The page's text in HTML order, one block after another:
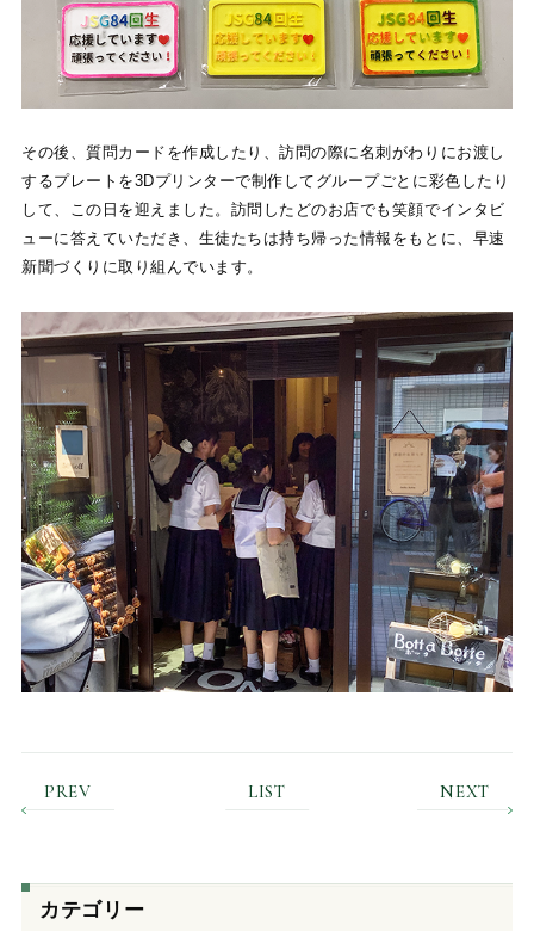
その後、質問カードを作成したり、訪問の際に名刺がわりにお渡し
するプレートを3Dプリンターで制作してグループごとに彩色したり
して、この日を迎えました。訪問したどのお店でも笑顔でインタビ
ューに答えていただき、生徒たちは持ち帰った情報をもとに、早速
新聞づくりに取り組んでいます。
PREV LIST NEXT
カテゴリー